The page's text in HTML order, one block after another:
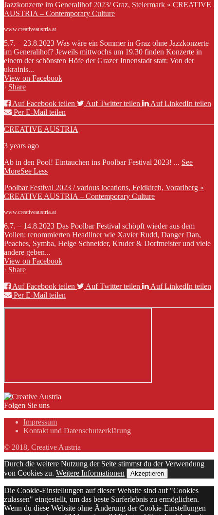
Jazzkonzerte im Generalihof 2023/ Graz, Steiermark » CREATIVE
AUSTRIA – Contemporary Culture
www.creativeaustria.at
5.7. – 23.8.2023 Was wäre ein Sommer in Graz ohne Jazzkonzerte
im Generalihof? Jeweils mittwochs um 19.30 finden Konzerte in
einem der schönsten Höfe der Grazer Innenstadt statt: Von der
ukrainis...
View on Facebook
· Share
Auf Facebook teilen
Auf Twitter teilen
Auf LinkedIn teilen
Per E-Mail teilen
CREATIVE AUSTRIA
3 years ago
Ab in den Pool! Eintauchen ins Poolbar Festival 2023! ... See
MoreSee Less
Poolbar Festival 2023 / various locations, Feldkirch, Vorarlberg »
CREATIVE AUSTRIA – Contemporary Culture
www.creativeaustria.at
6.7. – 14.8.2023 Das Poolbar Festival schöpft wieder aus dem
Vollen: renommierten Headliner wie Xavier Rudd, Danger Dan,
Peaches, Symba, Helge Schneider, Kruder & Dorfmeister und viele
andere geben...
View on Facebook
· Share
Auf Facebook teilen
Auf Twitter teilen
Auf LinkedIn teilen
Per E-Mail teilen
Folgen Sie uns
Impressum
Kontakt und Datenschutzerklärung
© 2018, Creative Austria
Durch die weitere Nutzung der Seite stimmst du der Verwendung
von Cookies zu. Weitere Informationen Akzeptieren
Die Cookie-Einstellungen auf dieser Website sind auf "Cookies
zulassen" eingestellt, um das beste Surferlebnis zu ermöglichen.
Wenn du diese Website ohne Änderung der Cookie-Einstellungen